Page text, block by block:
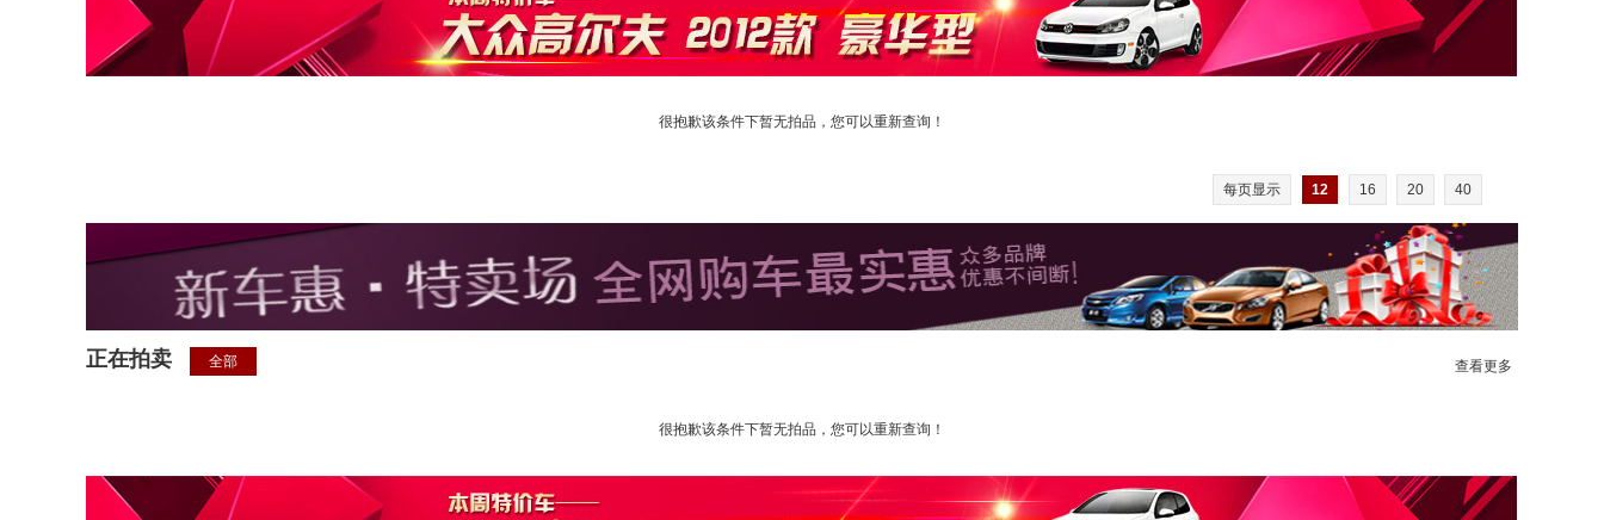
很抱歉该条件下暂无拍品，您可以重新查询！
每页显示 12 16 20 40
正在拍卖 全部 查看更多
很抱歉该条件下暂无拍品，您可以重新查询！